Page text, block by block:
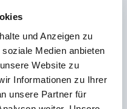
und Anzeigen zu
Medien anbieten
Website zu
Informationen zu Ihrer
unsere Partner für